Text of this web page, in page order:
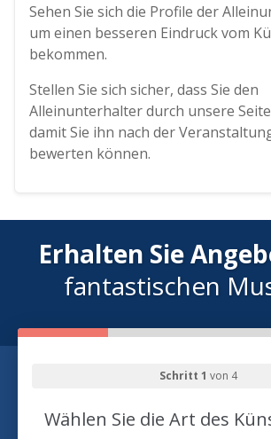
Sehen Sie sich die Profile der
um einen besseren Eindruck vom
bekommen.
Stellen Sie sich sicher, dass Sie den
Alleinunterhalter durch unsere
damit Sie ihn nach der
bewerten können.
Erhalten Sie
fantastischen
Schritt 1 von 4
Wählen Sie die Art des